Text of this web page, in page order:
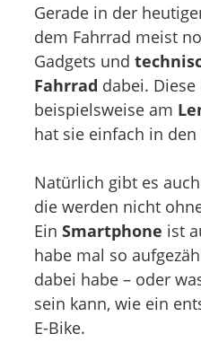
Gerade in der
dem Fahrrad meist
Gadgets und
Fahrrad dabei.
beispielsweise am
hat sie einfach in den
Natürlich gibt es
die werden nicht
Ein Smartphone ist
habe mal so
dabei habe – oder
sein kann, wie ein
E-Bike.